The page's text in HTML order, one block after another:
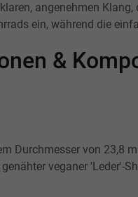
angenehmen
ein, während die
&
Durchmesser von 23,8
veganer 'Leder'-